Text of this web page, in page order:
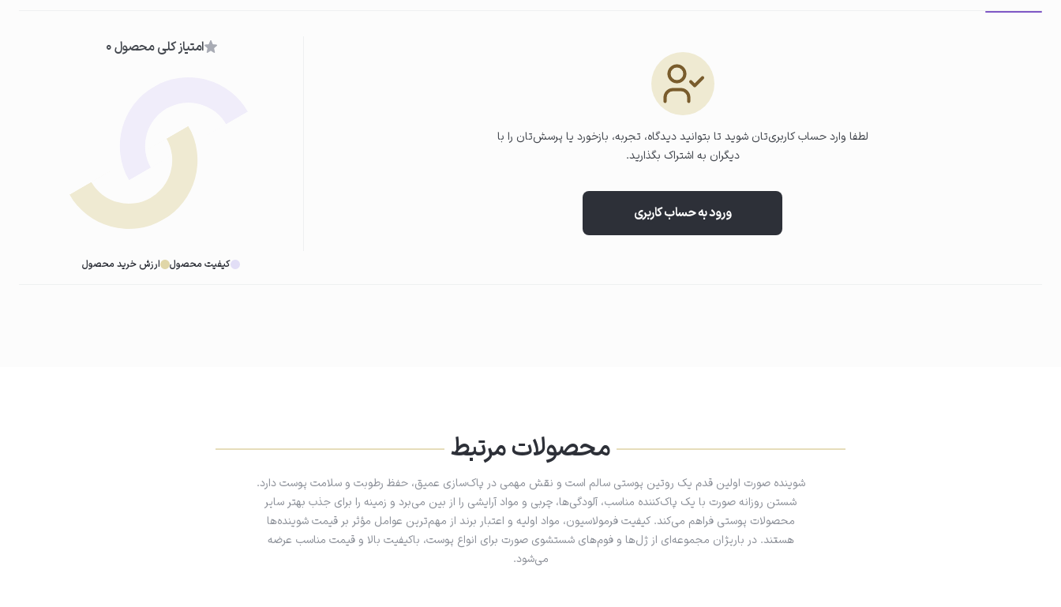
بدون نیاز به آبکشی
پس از استفاده، نیازی به شستشو نیست و می‌توانید روتین مراقبت پوست خود را ادامه دهید.
لطفا وارد حساب کاربری‌تان شوید تا بتوانید دیدگاه، تجربه، بازخورد یا پرسش‌تان را با
دیگران به اشتراک بگذارید.
ورود به حساب کاربری
امتیاز کلی محصول 0
کیفیت محصول ارزش خرید محصول
محصولات مرتبط
شوینده صورت اولین قدم یک روتین پوستی سالم است و نقش مهمی در پاک‌سازی عمیق، حفظ رطوبت و سلامت پوست دارد.
شستن روزانه صورت با یک پاک‌کننده مناسب، آلودگی‌ها، چربی و مواد آرایشی را از بین می‌برد و زمینه را برای جذب بهتر سایر
محصولات پوستی فراهم می‌کند. کیفیت فرمولاسیون، مواد اولیه و اعتبار برند از مهم‌ترین عوامل مؤثر بر قیمت شوینده‌ها
هستند. در باریژان مجموعه‌ای از ژل‌ها و فوم‌های شستشوی صورت برای انواع پوست، باکیفیت بالا و قیمت مناسب عرضه
می‌شود.